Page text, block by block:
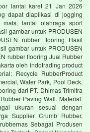
lantai karet 21 Jan 2026
dapat diaplikasi di jogging
mats, lantai olahraga sport
gambar untuk PRODUSEN
rubber flooring Hasil
gambar untuk PRODUSEN
rubber flooring Jual Rubber
oleh indotrading product
Recycle RubberProduct
Water Park, Pool Deck,
dari PT. Dhimas Trimitra
Paving Wall. Material:
ukuran sesuai dengan
Supplier Crumb Rubber,
Sebagai Produsen